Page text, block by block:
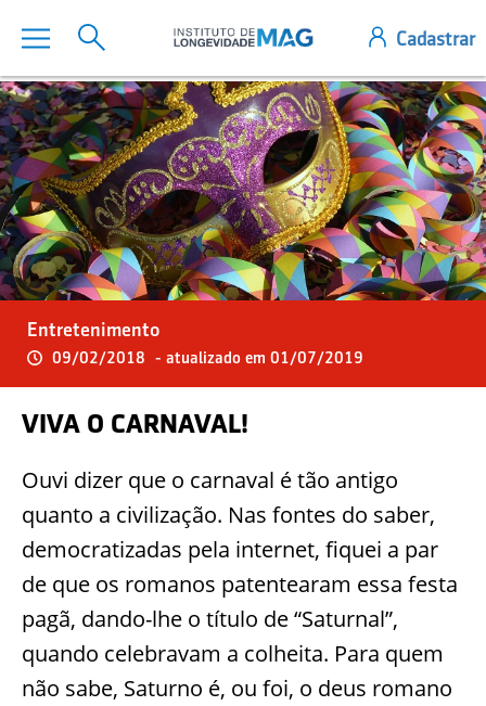
Entretenimento
09/02/2018 - atualizado em 01/07/2019
VIVA O CARNAVAL!
Ouvi dizer que o carnaval é tão antigo
quanto a civilização. Nas fontes do saber,
democratizadas pela internet, fiquei a par
de que os romanos patentearam essa festa
pagã, dando-lhe o título de “Saturnal”,
quando celebravam a colheita. Para quem
não sabe, Saturno é, ou foi, o deus romano